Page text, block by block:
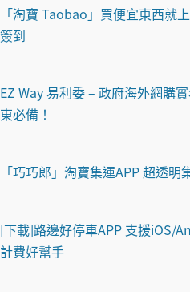
「淘寶 Taobao」買便宜東西就
簽到
EZ Way 易利委 – 政府海外網購
東必備！
「巧巧郎」淘寶集運APP 超透
[下載]路邊好停車APP 支援iOS/
計費好幫手